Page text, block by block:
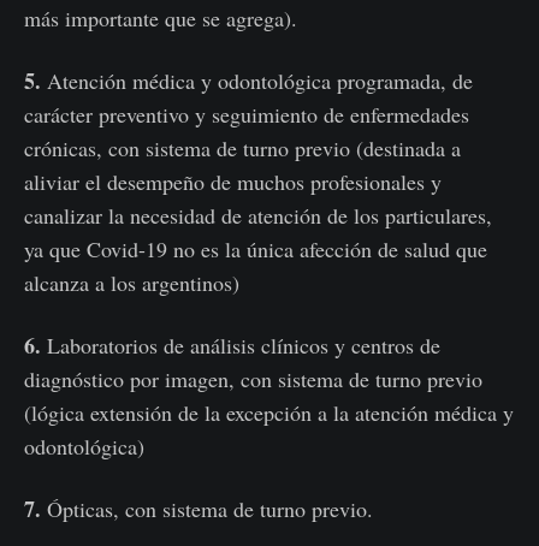
más importante que se agrega).
5. Atención médica y odontológica programada, de
carácter preventivo y seguimiento de enfermedades
crónicas, con sistema de turno previo (destinada a
aliviar el desempeño de muchos profesionales y
canalizar la necesidad de atención de los particulares,
ya que Covid-19 no es la única afección de salud que
alcanza a los argentinos)
6. Laboratorios de análisis clínicos y centros de
diagnóstico por imagen, con sistema de turno previo
(lógica extensión de la excepción a la atención médica y
odontológica)
7. Ópticas, con sistema de turno previo.